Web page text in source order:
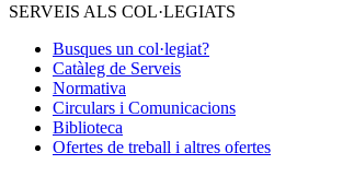
SERVEIS ALS COL·LEGIATS
Busques un col·legiat?
Catàleg de Serveis
Normativa
Circulars i Comunicacions
Biblioteca
Ofertes de treball i altres ofertes